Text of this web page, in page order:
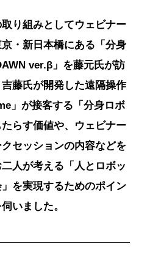
り組みとしてウェビナー
・新日本橋にある「分身
ver.β」を藤元氏が訪
藤氏が開発した遠隔操作
」が接客する「分身ロボ
らす価値や、ウェビナー
セッションの内容などを
人が考える「人とロボッ
」を実現するためのポイン
いました。